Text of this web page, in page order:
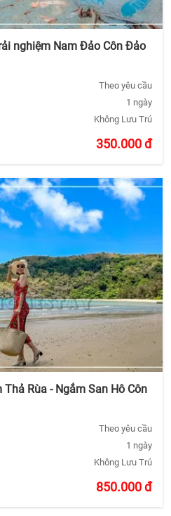
nghiệm Nam Đảo Côn Đảo
Theo yêu cầu
1 ngày
Không Lưu Trú
350.000đ
Rùa - Ngắm San Hô Côn
Theo yêu cầu
1 ngày
Không Lưu Trú
850.000đ